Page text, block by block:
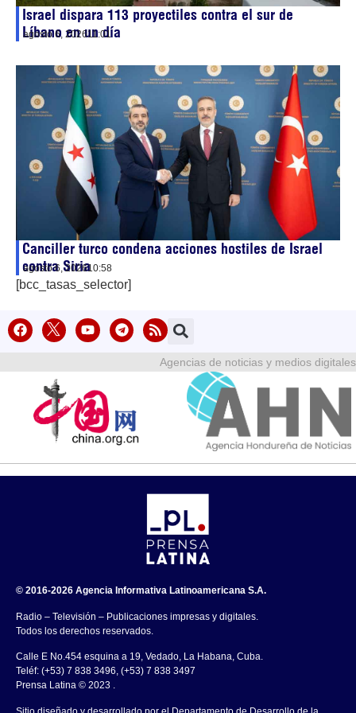
Israel dispara 113 proyectiles contra el sur de
Líbano en un día
agosto 6, 202611:01
Canciller turco condena acciones hostiles de Israel
contra Siria
agosto 6, 202610:58
[bcc_tasas_selector]
Agencias de noticias y medios digitales
© 2016-2026 Agencia Informativa Latinoamericana S.A.
Radio – Televisión – Publicaciones impresas y digitales.
Todos los derechos reservados.
Calle E No.454 esquina a 19, Vedado, La Habana, Cuba.
Teléf: (+53) 7 838 3496, (+53) 7 838 3497
Prensa Latina © 2023 .